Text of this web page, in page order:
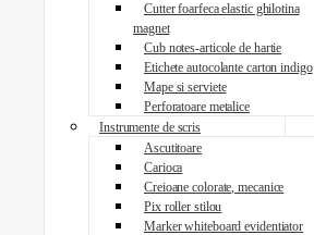
Cutter foarfeca elastic ghilotina
magnet
Cub notes-articole de hartie
Etichete autocolante carton indigo
Mape si serviete
Perforatoare metalice
Instrumente de scris
Ascutitoare
Carioca
Creioane colorate, mecanice
Pix roller stilou
Marker whiteboard evidentiator